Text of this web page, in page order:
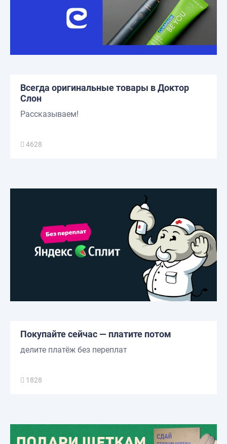
Всегда оригинальные товары в Доктор
Слон
Рассказываем!
4628
Покупайте сейчас — платите потом
делите платёж без переплат
1828